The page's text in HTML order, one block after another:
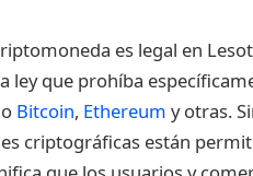
es legal en
ley que prohíba
Bitcoin, Ethereum y otras.
criptográficas están